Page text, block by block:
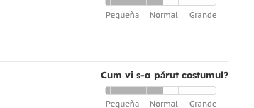
Cum vi s-a părut costumul?